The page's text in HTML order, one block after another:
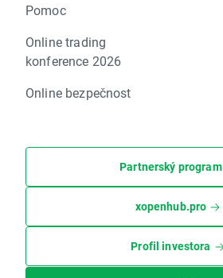
Pomoc
Online trading
konference 2026
Online bezpečnost
Partnerský program
xopenhub.pro
Profil investora